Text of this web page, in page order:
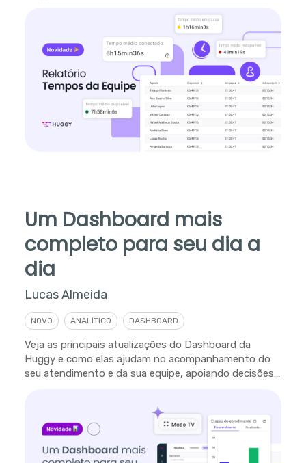
Um Dashboard mais
completo para seu dia a
dia
Lucas Almeida
NOVO ANALÍTICO DASHBOARD
Veja as principais atualizações do Dashboard da
Huggy e como elas ajudam no acompanhamento do
seu atendimento e da sua equipe, apoiando decisões